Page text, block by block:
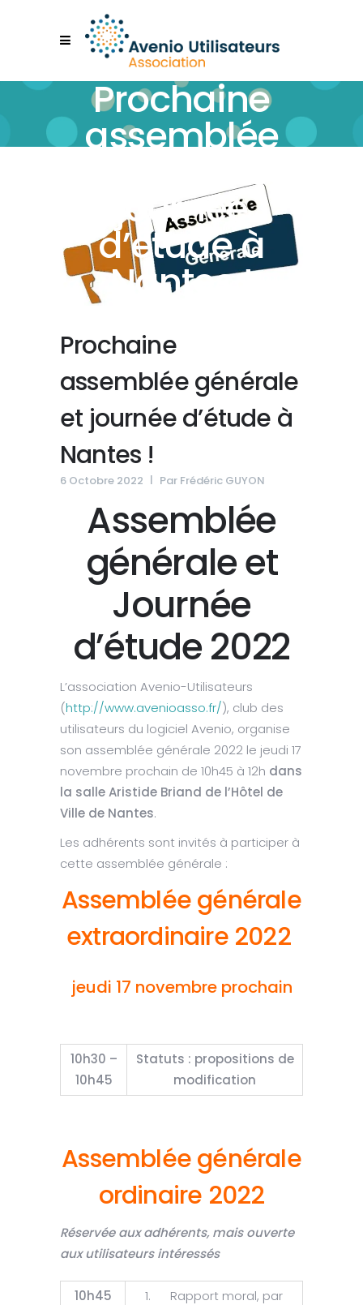
Prochaine
assemblée
générale et
journée
d’étude à
Nantes !
Prochaine
assemblée générale
et journée d’étude à
Nantes !
6 Octobre 2022 Par Frédéric GUYON
Assemblée
générale et
Journée
d’étude 2022
L’association Avenio-Utilisateurs
(http://www.avenioasso.fr/), club des
utilisateurs du logiciel Avenio, organise
son assemblée générale 2022 le jeudi 17
novembre prochain de 10h45 à 12h dans
la salle Aristide Briand de l’Hôtel de
Ville de Nantes.
Les adhérents sont invités à participer à
cette assemblée générale :
Assemblée générale
extraordinaire 2022
jeudi 17 novembre prochain
10h30 –
10h45
Statuts : propositions de
modification
Assemblée générale
ordinaire 2022
Réservée aux adhérents, mais ouverte
aux utilisateurs intéressés
10h45
1. Rapport moral, par